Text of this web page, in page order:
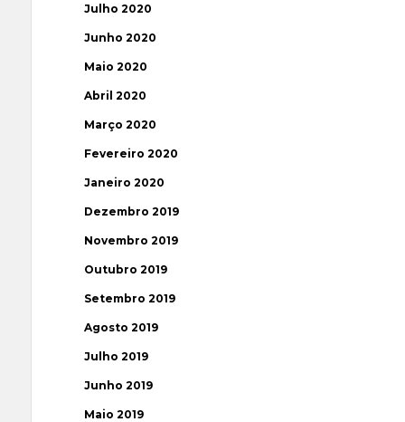
Julho 2020
Junho 2020
Maio 2020
Abril 2020
Março 2020
Fevereiro 2020
Janeiro 2020
Dezembro 2019
Novembro 2019
Outubro 2019
Setembro 2019
Agosto 2019
Julho 2019
Junho 2019
Maio 2019